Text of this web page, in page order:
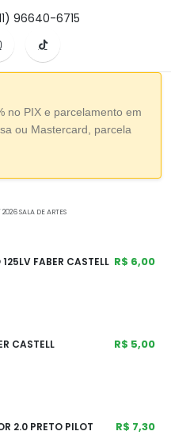
96640-6715
no PIX e parcelamento em
ou Mastercard, parcela
2026 SALA DE ARTES
FABER CASTELL R$ 6,00
CASTELL R$ 5,00
2.0 PRETO PILOT R$ 7,30